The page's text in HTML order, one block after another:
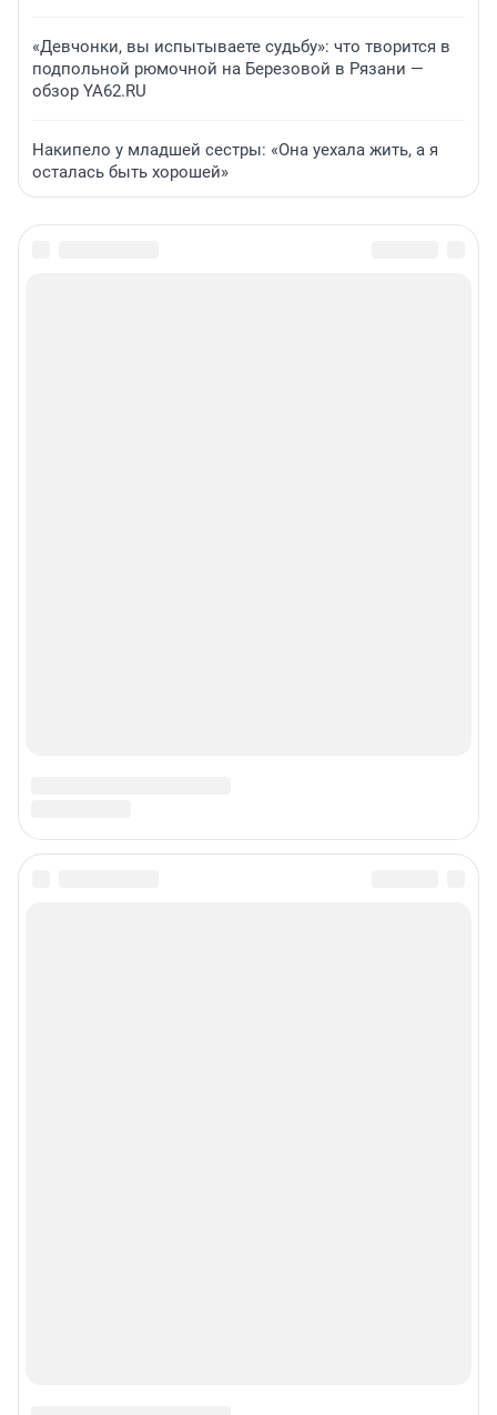
«Девчонки, вы испытываете судьбу»: что творится в
подпольной рюмочной на Березовой в Рязани —
обзор YA62.RU
Накипело у младшей сестры: «Она уехала жить, а я
осталась быть хорошей»